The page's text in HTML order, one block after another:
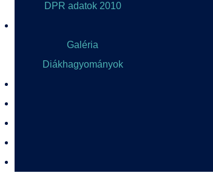
DPR adatok 2010
Galéria
Diákhagyományok